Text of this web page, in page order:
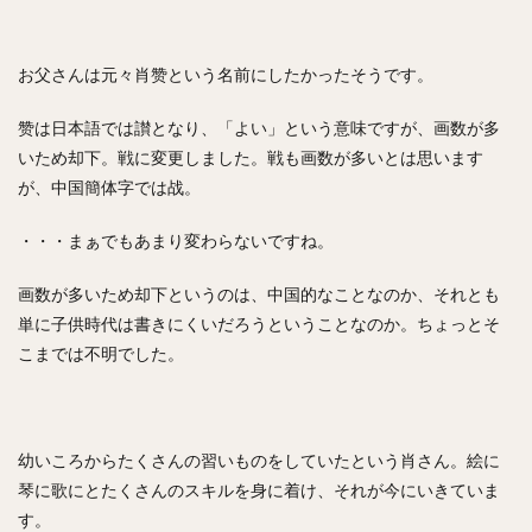
お父さんは元々肖赞という名前にしたかったそうです。
赞は日本語では讃となり、「よい」という意味ですが、画数が多
いため却下。戦に変更しました。戦も画数が多いとは思います
が、中国簡体字では战。
・・・まぁでもあまり変わらないですね。
画数が多いため却下というのは、中国的なことなのか、それとも
単に子供時代は書きにくいだろうということなのか。ちょっとそ
こまでは不明でした。
幼いころからたくさんの習いものをしていたという肖さん。絵に
琴に歌にとたくさんのスキルを身に着け、それが今にいきていま
す。